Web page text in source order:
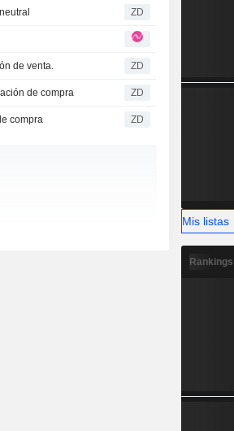
ZD
de venta. ZD
de compra ZD
compra ZD
Mis listas
Rankings